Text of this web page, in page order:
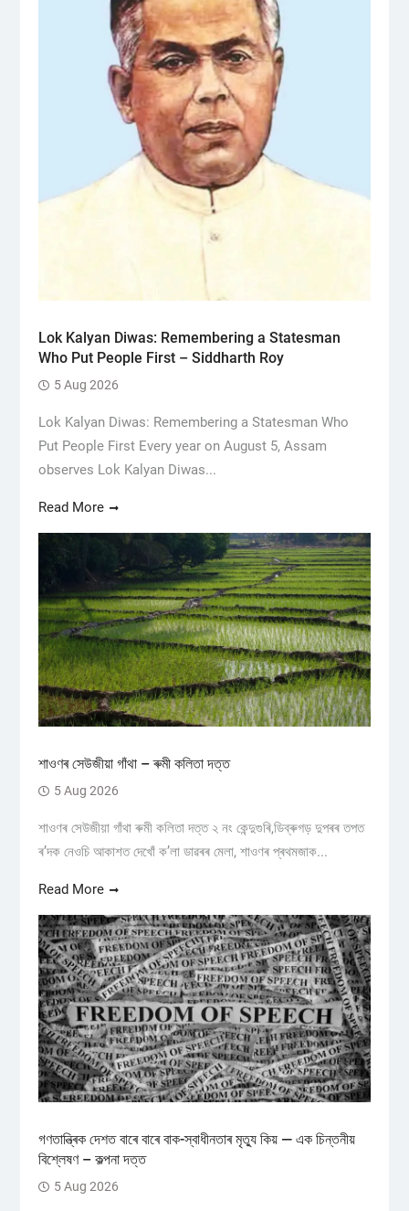
Lok Kalyan Diwas: Remembering a Statesman
Who Put People First – Siddharth Roy
5 Aug 2026
Lok Kalyan Diwas: Remembering a Statesman Who
Put People First Every year on August 5, Assam
observes Lok Kalyan Diwas...
Read More
শাওণৰ সেউজীয়া গাঁথা – ৰুমী কলিতা দত্ত
5 Aug 2026
শাওণৰ সেউজীয়া গাঁথা ৰুমী কলিতা দত্ত ২ নং কেন্দুগুৰি,ডিব্ৰুগড় ​দুপৰৰ তপত
ৰ’দক নেওচি আকাশত দেখোঁ ক’লা ডাৱৰৰ মেলা, শাওণৰ প্ৰথমজাক...
Read More
গণতান্ত্ৰিক দেশত বাৰে বাৰে বাক-স্বাধীনতাৰ মৃত্যু কিয় — এক চিন্তনীয়
বিশ্লেষণ – কল্পনা দত্ত
5 Aug 2026